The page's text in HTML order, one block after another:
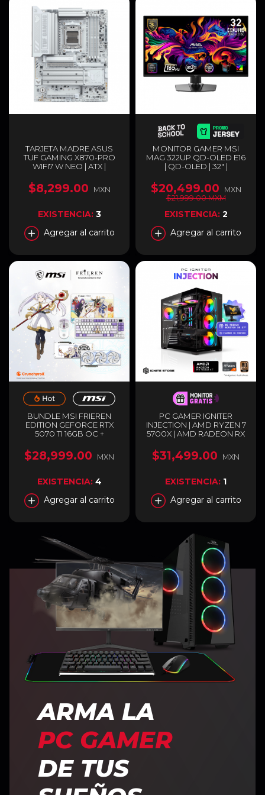
TARJETA MADRE ASUS
TUF GAMING X870-PRO
WIFI7 W NEO | ATX |
AMD X870 | DDR5 (HASTA
256GB) | HDMI / USB-C |
BLANCO | TUF GAMING
X870-PRO WIFI7 W NEO
$8,299.00 MXN
EXISTENCIA: 3
Agregar al carrito
MONITOR GAMER MSI
MAG 322UP QD-OLED E16
| QD-OLED | 32" |
FREESYNC | 165HZ | HDMI |
DISPLAYPORT | NEGRO |
MAG 322UP QD-OLED E16
$20,499.00
MXN
$21,999.00 MXM
EXISTENCIA: 2
Agregar al carrito
BUNDLE MSI FRIEREN
EDITION GEFORCE RTX
5070 TI 16GB OC +
MOUSEPAD GAMER |
GDDR7 | EDICIÓN
$28,999.00 MXN
EXISTENCIA: 4
Agregar al carrito
PC GAMER IGNITER
INJECTION | AMD RYZEN 7
5700X | AMD RADEON RX
DDR4 | SSD 1TB M.2 +
MONITOR DE 27" DE
CONTADO
$31,499.00 MXN
EXISTENCIA: 1
Agregar al carrito
ARMA LA
PC GAMER
DE TUS